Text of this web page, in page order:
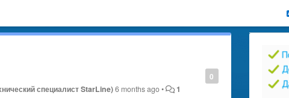
0
специалист StarLine)6 months ago• 1